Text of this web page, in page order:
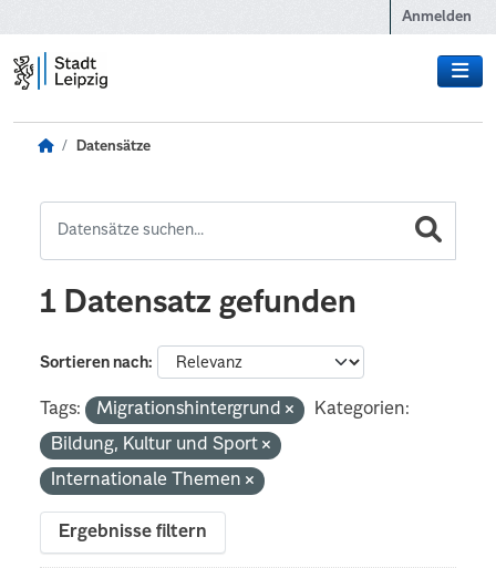
Anmelden
Datensätze
1 Datensatz gefunden
Sortieren nach
Tags: Migrationshintergrund
Kategorien:
Bildung, Kultur und Sport
Internationale Themen
Ergebnisse filtern